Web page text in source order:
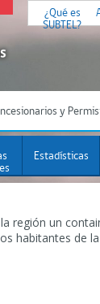
¿Qué es
SUBTEL?
y
Estadísticas
región un
habitantes de